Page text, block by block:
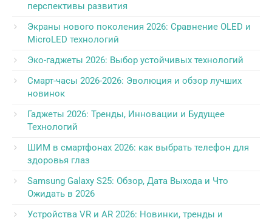
перспективы развития
Экраны нового поколения 2026: Сравнение OLED и
MicroLED технологий
Эко-гаджеты 2026: Выбор устойчивых технологий
Смарт-часы 2026-2026: Эволюция и обзор лучших
новинок
Гаджеты 2026: Тренды, Инновации и Будущее
Технологий
ШИМ в смартфонах 2026: как выбрать телефон для
здоровья глаз
Samsung Galaxy S25: Обзор, Дата Выхода и Что
Ожидать в 2026
Устройства VR и AR 2026: Новинки, тренды и